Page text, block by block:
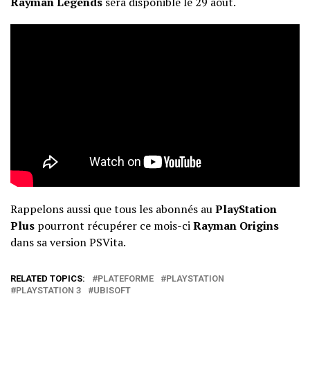
Rappelons aussi que tous les abonnés auPlayStation
Plus pourront récupérer ce mois-ciRayman Origins
dans sa version PSVita.
RELATED TOPICS: PLATEFORME
PLAYSTATION
PLAYSTATION 3
UBISOFT